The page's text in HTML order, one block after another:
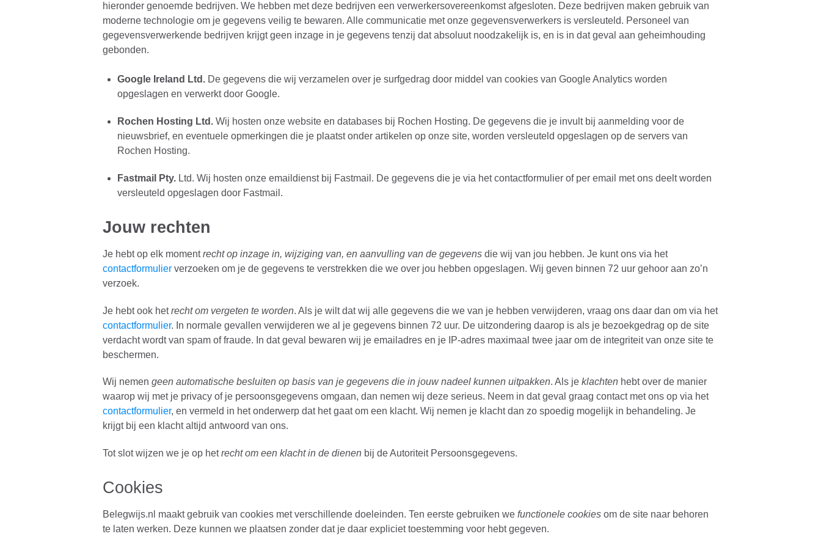
hieronder genoemde bedrijven. We hebben met deze bedrijven een verwerkersovereenkomst afgesloten. Deze bedrijven maken gebruik van
moderne technologie om je gegevens veilig te bewaren. Alle communicatie met onze gegevensverwerkers is versleuteld. Personeel van
gegevensverwerkende bedrijven krijgt geen inzage in je gegevens tenzij dat absoluut noodzakelijk is, en is in dat geval aan geheimhouding
gebonden.
Google Ireland Ltd. De gegevens die wij verzamelen over je surfgedrag door middel van cookies van Google Analytics worden
opgeslagen en verwerkt door Google.
Rochen Hosting Ltd. Wij hosten onze website en databases bij Rochen Hosting. De gegevens die je invult bij aanmelding voor de
nieuwsbrief, en eventuele opmerkingen die je plaatst onder artikelen op onze site, worden versleuteld opgeslagen op de servers van
Rochen Hosting.
Fastmail Pty. Ltd. Wij hosten onze emaildienst bij Fastmail. De gegevens die je via het contactformulier of per email met ons deelt worden
versleuteld opgeslagen door Fastmail.
Jouw rechten
Je hebt op elk momentrecht op inzage in, wijziging van, en aanvulling van de gegevens die wij van jou hebben. Je kunt ons via het
contactformulierverzoeken om je de gegevens te verstrekken die we over jou hebben opgeslagen. Wij geven binnen 72 uur gehoor aan zo’n
verzoek.
Je hebt ook hetrecht om vergeten te worden. Als je wilt dat wij alle gegevens die we van je hebben verwijderen, vraag ons daar dan om via het
contactformulier. In normale gevallen verwijderen we al je gegevens binnen 72 uur. De uitzondering daarop is als je bezoekgedrag op de site
verdacht wordt van spam of fraude. In dat geval bewaren wij je emailadres en je IP-adres maximaal twee jaar om de integriteit van onze site te
beschermen.
Wij nemengeen automatische besluiten op basis van je gegevens die in jouw nadeel kunnen uitpakken. Als jeklachten hebt over de manier
waarop wij met je privacy of je persoonsgegevens omgaan, dan nemen wij deze serieus. Neem in dat geval graag contact met ons op via het
contactformulier, en vermeld in het onderwerp dat het gaat om een klacht. Wij nemen je klacht dan zo spoedig mogelijk in behandeling. Je
krijgt bij een klacht altijd antwoord van ons.
Tot slot wijzen we je op hetrecht om een klacht in de dienen bij de Autoriteit Persoonsgegevens.
Cookies
Belegwijs.nl maakt gebruik van cookies met verschillende doeleinden. Ten eerste gebruiken wefunctionele cookies om de site naar behoren
te laten werken. Deze kunnen we plaatsen zonder dat je daar expliciet toestemming voor hebt gegeven.